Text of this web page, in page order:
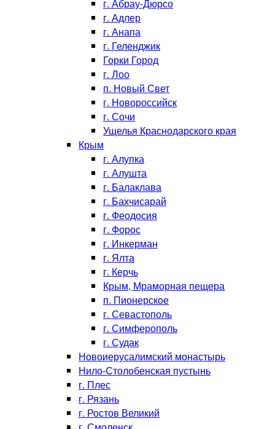
г. Абрау-Дюрсо
г. Адлер
г. Анапа
г. Геленджик
Горки Город
г. Лоо
п. Новый Свет
г. Новороссийск
г. Сочи
Ущелья Краснодарского края
Крым
г. Алупка
г. Алушта
г. Балаклава
г. Бахчисарай
г. Феодосия
г. Форос
г. Инкерман
г. Ялта
г. Керчь
Крым, Мраморная пещера
п. Пионерское
г. Севастополь
г. Симферополь
г. Судак
Новоиерусалимский монастырь
Нило-Столобенская пустынь
г. Плес
г. Рязань
г. Ростов Великий